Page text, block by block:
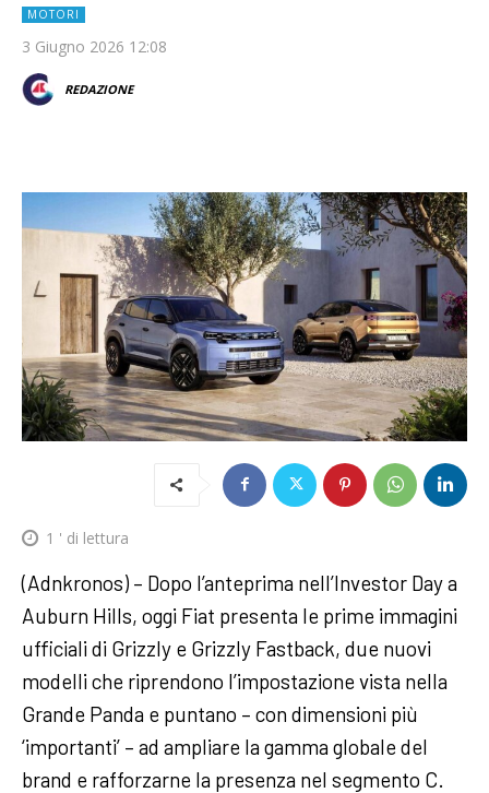
MOTORI
3 Giugno 2026 12:08
REDAZIONE
1 ' di lettura
(Adnkronos) – Dopo l’anteprima nell’Investor Day a
Auburn Hills, oggi Fiat presenta le prime immagini
ufficiali di Grizzly e Grizzly Fastback, due nuovi
modelli che riprendono l’impostazione vista nella
Grande Panda e puntano – con dimensioni più
‘importanti’ – ad ampliare la gamma globale del
brand e rafforzarne la presenza nel segmento C.